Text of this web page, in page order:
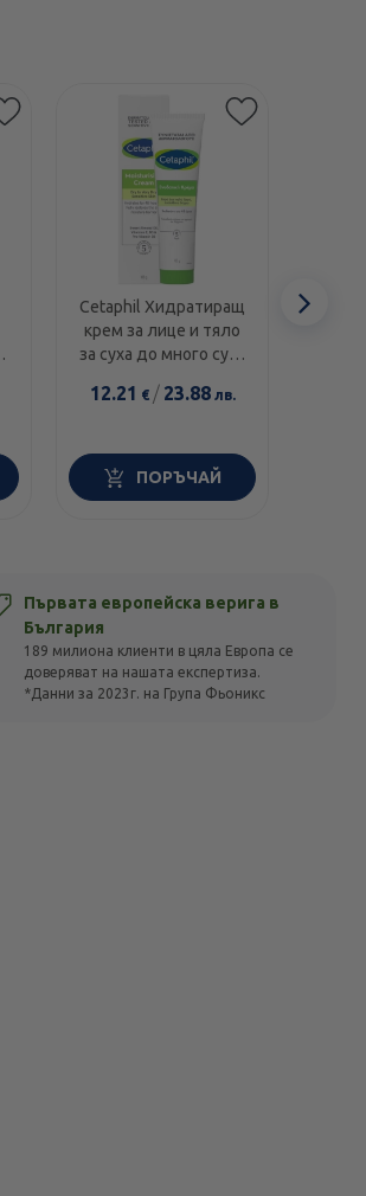
Cetaphil Хидратиращ
крем за лице и тяло
за суха до много суха
100г
12.21 € / 23.88лв.
ПОРЪЧАЙ
Първата европейска верига в
България
189 милиона клиенти в цяла Европа се
доверяват на нашата експертиза.
*Данни за 2023г. на Група Фьоникс